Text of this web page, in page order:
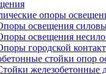
опоры
освещения
освещения
городской
стойки опор
железобетонные